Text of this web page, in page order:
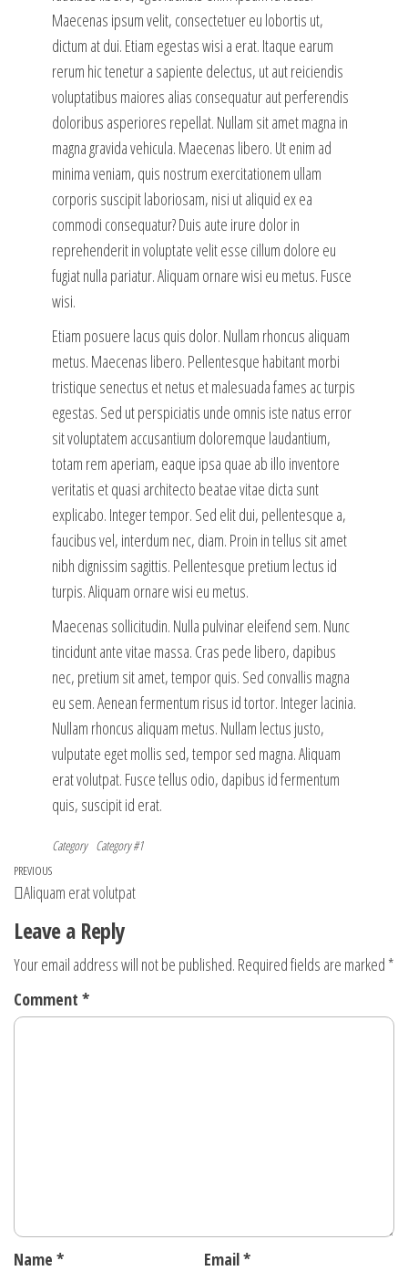
Maecenas ipsum velit, consectetuer eu lobortis ut,
dictum at dui. Etiam egestas wisi a erat. Itaque earum
rerum hic tenetur a sapiente delectus, ut aut reiciendis
voluptatibus maiores alias consequatur aut perferendis
doloribus asperiores repellat. Nullam sit amet magna in
magna gravida vehicula. Maecenas libero. Ut enim ad
minima veniam, quis nostrum exercitationem ullam
corporis suscipit laboriosam, nisi ut aliquid ex ea
commodi consequatur? Duis aute irure dolor in
reprehenderit in voluptate velit esse cillum dolore eu
fugiat nulla pariatur. Aliquam ornare wisi eu metus. Fusce
wisi.
Etiam posuere lacus quis dolor. Nullam rhoncus aliquam
metus. Maecenas libero. Pellentesque habitant morbi
tristique senectus et netus et malesuada fames ac turpis
egestas. Sed ut perspiciatis unde omnis iste natus error
sit voluptatem accusantium doloremque laudantium,
totam rem aperiam, eaque ipsa quae ab illo inventore
veritatis et quasi architecto beatae vitae dicta sunt
explicabo. Integer tempor. Sed elit dui, pellentesque a,
faucibus vel, interdum nec, diam. Proin in tellus sit amet
nibh dignissim sagittis. Pellentesque pretium lectus id
turpis. Aliquam ornare wisi eu metus.
Maecenas sollicitudin. Nulla pulvinar eleifend sem. Nunc
tincidunt ante vitae massa. Cras pede libero, dapibus
nec, pretium sit amet, tempor quis. Sed convallis magna
eu sem. Aenean fermentum risus id tortor. Integer lacinia.
Nullam rhoncus aliquam metus. Nullam lectus justo,
vulputate eget mollis sed, tempor sed magna. Aliquam
erat volutpat. Fusce tellus odio, dapibus id fermentum
quis, suscipit id erat.
Category Category #1
Post
navigation
Previous
Post
PREVIOUS
Aliquam erat volutpat
Leave a Reply
Your email address will not be published. Required fields are marked *
Comment *
Name * Email*